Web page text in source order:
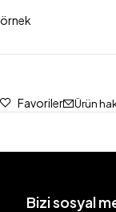
örnek
Favoriler Ürün
Bizi sosyal